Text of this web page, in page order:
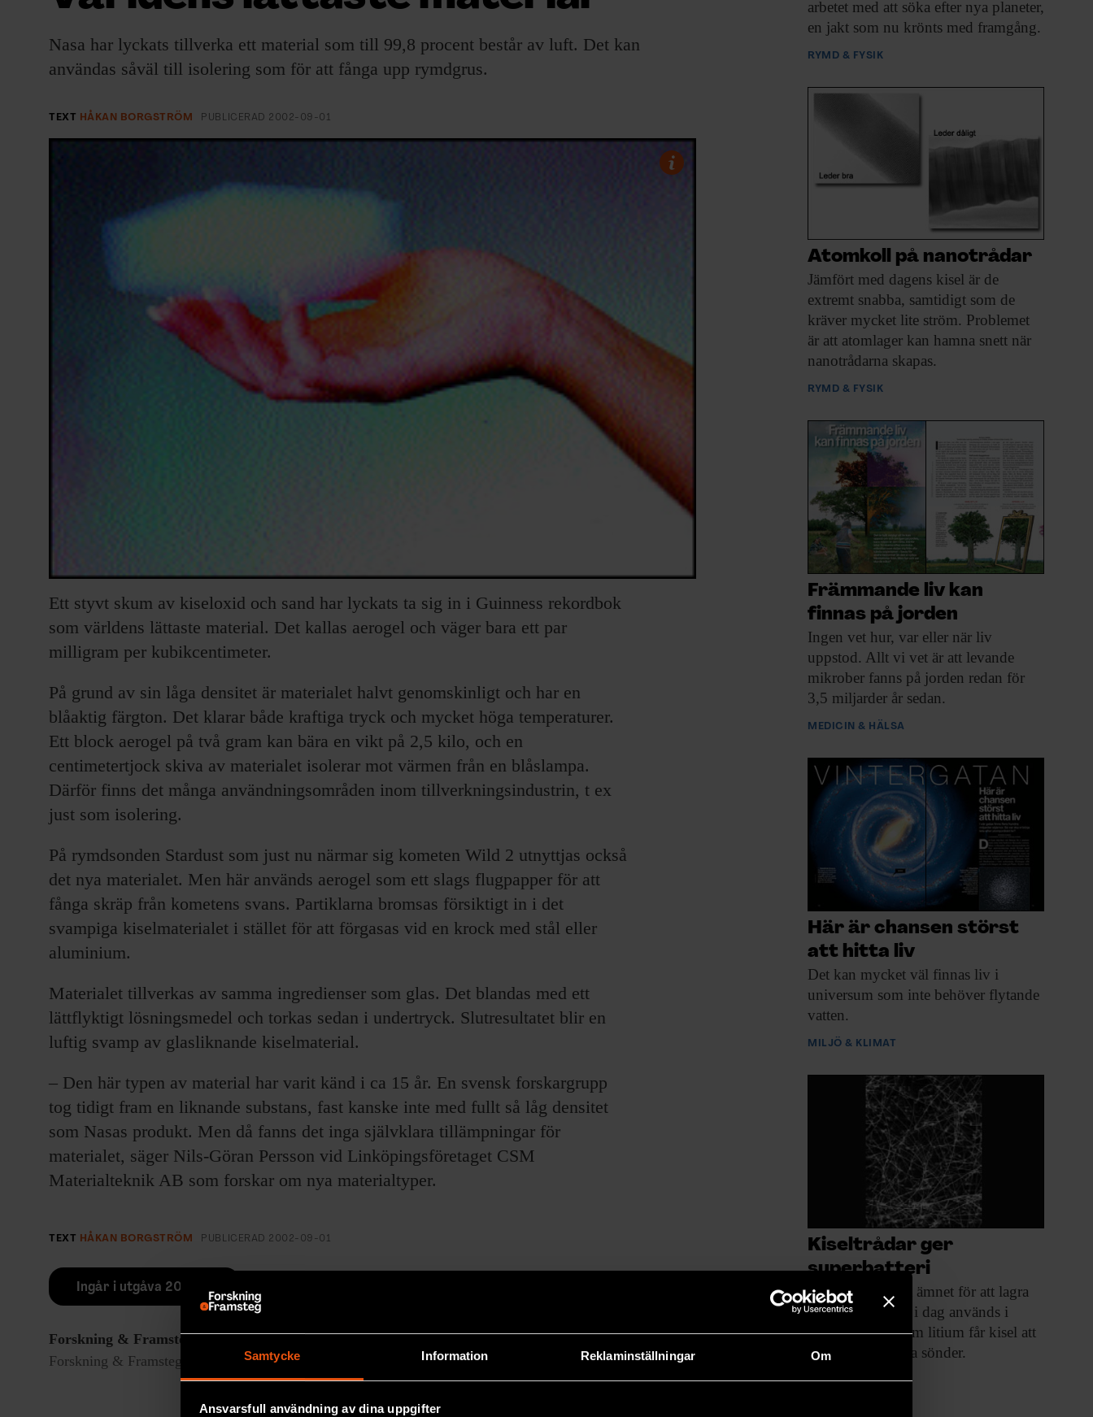
Samtycke Information Reklaminställningar Om
Ansvarsfull användning av dina uppgifter
EVENEMANG & RESOR
SHOP
SKRIV I F&F
PRENUMERERA PÅ F&F
Nasa har lyckats tillverka ett material som till 99,8 procent består av luft. Det kan
användas såväl till isolering som för att fånga upp rymdgrus.
TEXT HÅKAN BORGSTRÖM PUBLICERAD 2002-09-01
Ett styvt skum av kiseloxid och sand har lyckats ta sig in i Guinness rekordbok
som världens lättaste material. Det kallas aerogel och väger bara ett par
milligram per kubikcentimeter.
På grund av sin låga densitet är materialet halvt genomskinligt och har en
blåaktig färgton. Det klarar både kraftiga tryck och mycket höga temperaturer.
Ett block aerogel på två gram kan bära en vikt på 2,5 kilo, och en
centimetertjock skiva av materialet isolerar mot värmen från en blåslampa.
Därför finns det många användningsområden inom tillverkningsindustrin, t ex
just som isolering.
På rymdsonden Stardust som just nu närmar sig kometen Wild 2 utnyttjas också
det nya materialet. Men här används aerogel som ett slags flugpapper för att
fånga skräp från kometens svans. Partiklarna bromsas försiktigt in i det
svampiga kiselmaterialet i stället för att förgasas vid en krock med stål eller
aluminium.
Materialet tillverkas av samma ingredienser som glas. Det blandas med ett
lättflyktigt lösningsmedel och torkas sedan i undertryck. Slutresultatet blir en
luftig svamp av glasliknande kiselmaterial.
– Den här typen av material har varit känd i ca 15 år. En svensk forskargrupp
tog tidigt fram en liknande substans, fast kanske inte med fullt så låg densitet
som Nasas produkt. Men då fanns det inga självklara tillämpningar för
materialet, säger Nils-Göran Persson vid Linköpingsföretaget CSM
Materialteknik AB som forskar om nya materialtyper.
TEXT HÅKAN BORGSTRÖM PUBLICERAD 2002-09-01
Ingår i utgåva 2002/6
Forskning & Framstegrapporterar om fackgranskade forskningsresultat och om pågående forskning.
Forskning & Framsteg har bevakat vetenskap sedan 1966 och drivs utan vinstsyfte.
arbetet med att söka efter nya planeter,
en jakt som nu krönts med framgång.
RYMD & FYSIK
Atomkoll på nanotrådar
Jämfört med dagens kisel är de
extremt snabba, samtidigt som de
kräver mycket lite ström. Problemet
är att atomlager kan hamna snett när
nanotrådarna skapas.
RYMD & FYSIK
Främmande liv kan
finnas på jorden
Ingen vet hur, var eller när liv
uppstod. Allt vi vet är att levande
mikrober fanns på jorden redan för
3,5 miljarder år sedan.
MEDICIN & HÄLSA
Här är chansen störst
att hitta liv
Det kan mycket väl finnas liv i
universum som inte behöver flytande
vatten.
MILJÖ & KLIMAT
Kiseltrådar ger
superbatteri
Kisel är det
bästa ämnet för att lagra
litium­joner, men i dag an­vänds i
stället kol eftersom litium får kisel att
svälla och spricka sönder.
TEKNIK